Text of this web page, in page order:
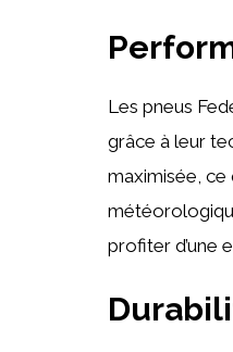
Les pneus
grâce à leur
maximisée, ce
profiter d’une